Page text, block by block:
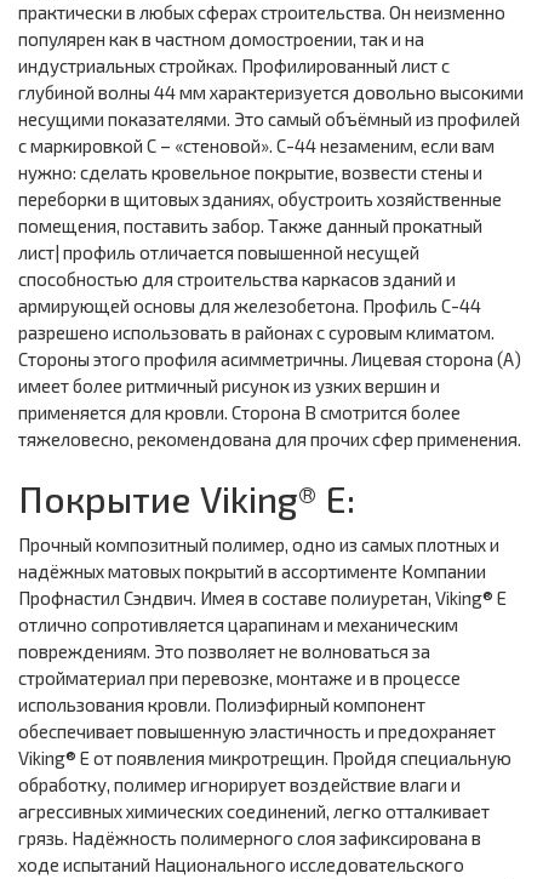
практически в любых сферах строительства. Он неизменно
популярен как в частном домостроении, так и на
индустриальных стройках. Профилированный лист с
глубиной волны 44 мм характеризуется довольно высокими
несущими показателями. Это самый объёмный из профилей
с маркировкой С – «стеновой». С-44 незаменим, если вам
нужно: сделать кровельное покрытие, возвести стены и
переборки в щитовых зданиях, обустроить хозяйственные
помещения, поставить забор. Также данный прокатный
лист| профиль отличается повышенной несущей
способностью для строительства каркасов зданий и
армирующей основы для железобетона. Профиль С-44
разрешено использовать в районах с суровым климатом.
Стороны этого профиля асимметричны. Лицевая сторона (А)
имеет более ритмичный рисунок из узких вершин и
применяется для кровли. Сторона В смотрится более
тяжеловесно, рекомендована для прочих сфер применения.
Покрытие Viking® E:
Прочный композитный полимер, одно из самых плотных и
надёжных матовых покрытий в ассортименте Компании
Профнастил Сэндвич. Имея в составе полиуретан, Viking® E
отлично сопротивляется царапинам и механическим
повреждениям. Это позволяет не волноваться за
стройматериал при перевозке, монтаже и в процессе
использования кровли. Полиэфирный компонент
обеспечивает повышенную эластичность и предохраняет
Viking® E от появления микротрещин. Пройдя специальную
обработку, полимер игнорирует воздействие влаги и
агрессивных химических соединений, легко отталкивает
грязь. Надёжность полимерного слоя зафиксирована в
ходе испытаний Национального исследовательского